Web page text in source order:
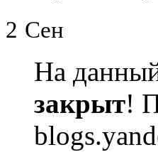
2 Сен
На
закрыт!